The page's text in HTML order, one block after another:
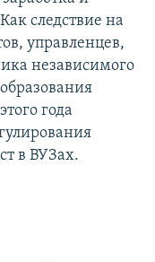
следствие на
управленцев,
независимого
года
в ВУЗах.